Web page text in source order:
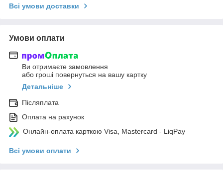
Всі умови доставки
Умови оплати
Ви отримаєте замовлення
або гроші повернуться на вашу картку
Детальніше
Післяплата
Оплата на рахунок
Онлайн-оплата карткою Visa, Mastercard - LiqPay
Всі умови оплати